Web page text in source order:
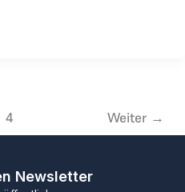
4 Weiter →
Newsletter